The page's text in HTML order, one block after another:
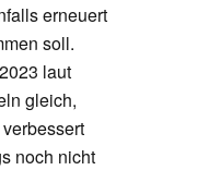
erneuert
soll.
laut
gleich,
noch nicht